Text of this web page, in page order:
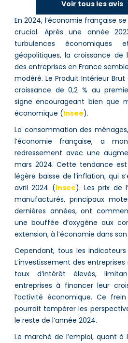
Voir tous les avis
En 2024, l’économie française
crucial. Après une année
turbulences économiques
géopolitiques, la croissance de
des entreprises en France
modéré. Le Produit Intérieur
croissance de 0,2 % au
signe encourageant bien que
économique​ (Insee)​.
La consommation des
l’économie française, a
redressement avec une
mars 2024. Cette tendance
légère baisse de l’inflation, qui
avril 2024​ (Insee)​​​. Les prix de
manufacturés, principaux
dernières années, ont
une bouffée d’oxygène aux
extension, à l’économie dans
Cependant, tous les
L’investissement des
taux d’intérêt élevés,
entreprises à financer leur
l’activité économique​. Ce
pourrait tempérer les
le reste de l’année 2024.
Le marché de l’emploi, quant à